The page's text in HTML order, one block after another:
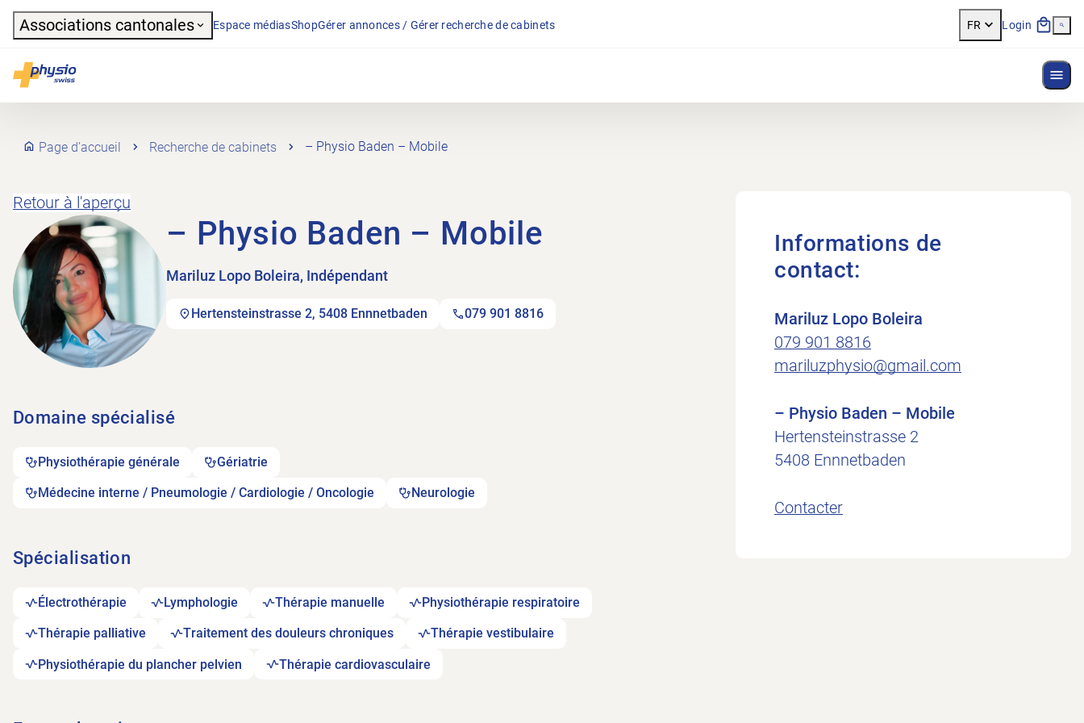
Header
Associations cantonales Espace médiasShopGérer annonces / Gérer recherche de cabinets FR Login
Physioswiss
Navigation principale
Page d’accueil Recherche de cabinets – Physio Baden – Mobile
Retour à l'aperçu
– Physio Baden – Mobile
Mariluz Lopo Boleira, Indépendant
Hertensteinstrasse 2, 5408 Ennnetbaden 079 901 8816
Domaine spécialisé
Physiothérapie générale Gériatrie
Médecine interne / Pneumologie / Cardiologie / Oncologie Neurologie
Spécialisation
Électrothérapie Lymphologie Thérapie manuelle Physiothérapie respiratoire
Thérapie palliative Traitement des douleurs chroniques Thérapie vestibulaire
Physiothérapie du plancher pelvien Thérapie cardiovasculaire
Informations de
contact:
Mariluz Lopo Boleira
079 901 8816
mariluzphysio@gmail.com
– Physio Baden – Mobile
Hertensteinstrasse 2
5408 Ennnetbaden
Contacter